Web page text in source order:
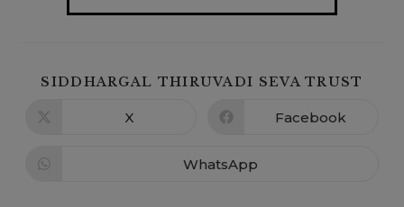
SIDDHARGAL THIRUVADI SEVA TRUST
X Facebook
WhatsApp